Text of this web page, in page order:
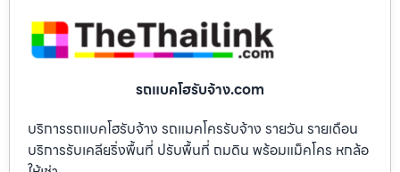
รถแบคโฮรับจ้าง.com
บริการรถแบคโฮรับจ้าง รถแมคโครรับจ้าง รายวัน รายเดือน
บริการรับเคลียริ่งพื้นที่ ปรับพื้นที่ ถมดิน พร้อมแม็คโคร หกล้อ